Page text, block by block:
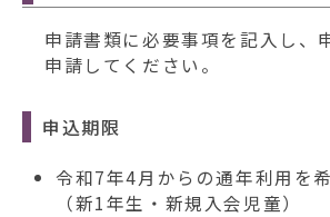
申請書類に必要事項を記入し、
申請してください。
申込期限
令和7年4月からの通年利用を
（新1年生・新規入会児童）